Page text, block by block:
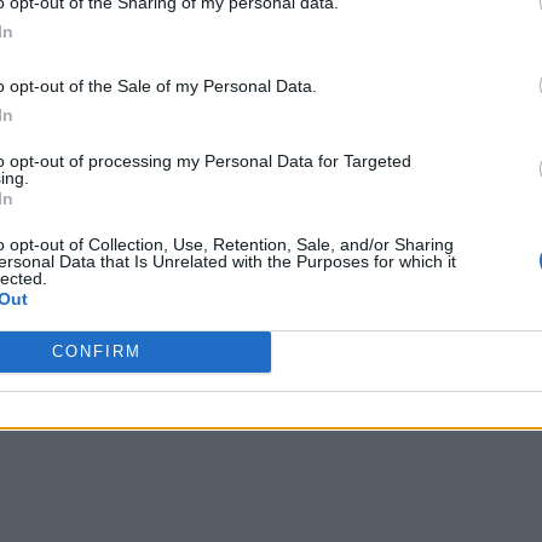
opt-out of the Sale of my Personal Data.
opt-out of processing my Personal Data for Targeted
opt-out of Collection, Use, Retention, Sale, and/or Sharing
Data that Is Unrelated with the Purposes for which it
CONFIRM
pus de președintele Klaus Iohannis să conducă
atunci indignat la premierul Cîțu, reclamându-i
disponibile doar pentru „esențiali“.